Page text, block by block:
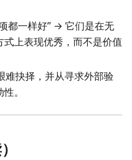
都一样好” → 它们是在无
上表现优秀，而不是价值
难抉择，并从寻求外部验
。